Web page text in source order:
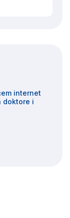
internet
doktore i